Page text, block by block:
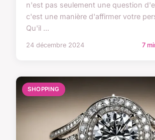
n'est pas seulement une question
c'est une manière d'affirmer votre
Qu'il ...
24 décembre 2024 7
SHOPPING